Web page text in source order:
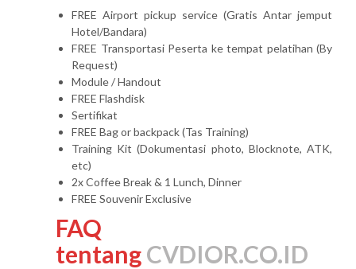
FREE Airport pickup service (Gratis Antar jemput
Hotel/Bandara)
FREE Transportasi Peserta ke tempat pelatihan (By
Request)
Module / Handout
FREE Flashdisk
Sertifikat
FREE Bag or backpack (Tas Training)
Training Kit (Dokumentasi photo, Blocknote, ATK,
etc)
2x Coffee Break & 1 Lunch, Dinner
FREE Souvenir Exclusive
FAQ
tentangCVDIOR.CO.ID